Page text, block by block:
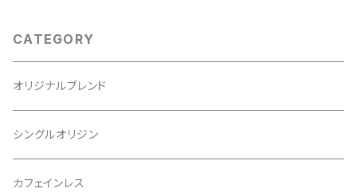
CATEGORY
オリジナルブレンド
シングルオリジン
カフェインレス